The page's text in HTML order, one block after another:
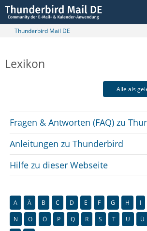
Thunderbird Mail DE
Lexikon
Alle als
Fragen & Antworten (FAQ) zu
Anleitungen zu Thunderbird
Hilfe zu dieser Webseite
A Ä B C D E F G H I
N
O Ö P Q R S T U Ü